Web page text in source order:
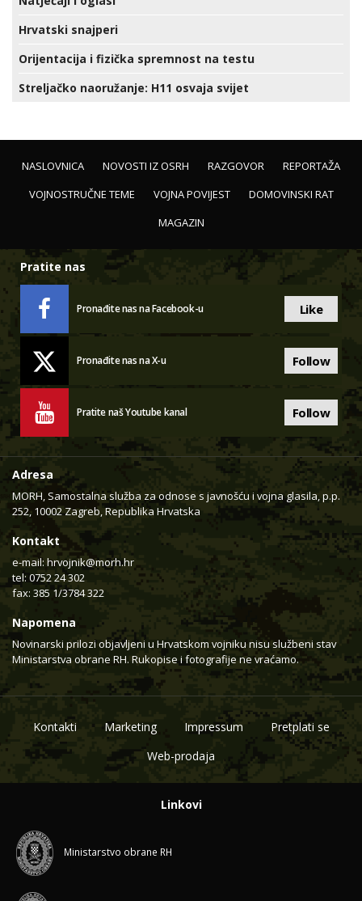
Hrvatski snajperi
Orijentacija i fizička spremnost na testu
Streljačko naoružanje: H11 osvaja svijet
NASLOVNICA NOVOSTI IZ OSRH RAZGOVOR
REPORTAŽA
VOJNOSTRUČNE TEME
VOJNA POVIJEST
DOMOVINSKI RAT
MAGAZIN
Pratite nas
Pronađite nas na Facebook-u Like
Pronađite nas na X-u Follow
Pratite naš Youtube kanal Follow
Adresa
MORH, Samostalna služba za odnose s javnošću i vojna glasila, p.p.
252, 10002 Zagreb, Republika Hrvatska
Kontakt
e-mail: hrvojnik@morh.hr
tel: 0752 24 302
fax: 385 1/3784 322
Napomena
Novinarski prilozi objavljeni u Hrvatskom vojniku nisu službeni stav
Ministarstva obrane RH. Rukopise i fotografije ne vraćamo.
Kontakti Marketing Impressum
Pretplati se
Web-prodaja
Linkovi
Ministarstvo obrane RH